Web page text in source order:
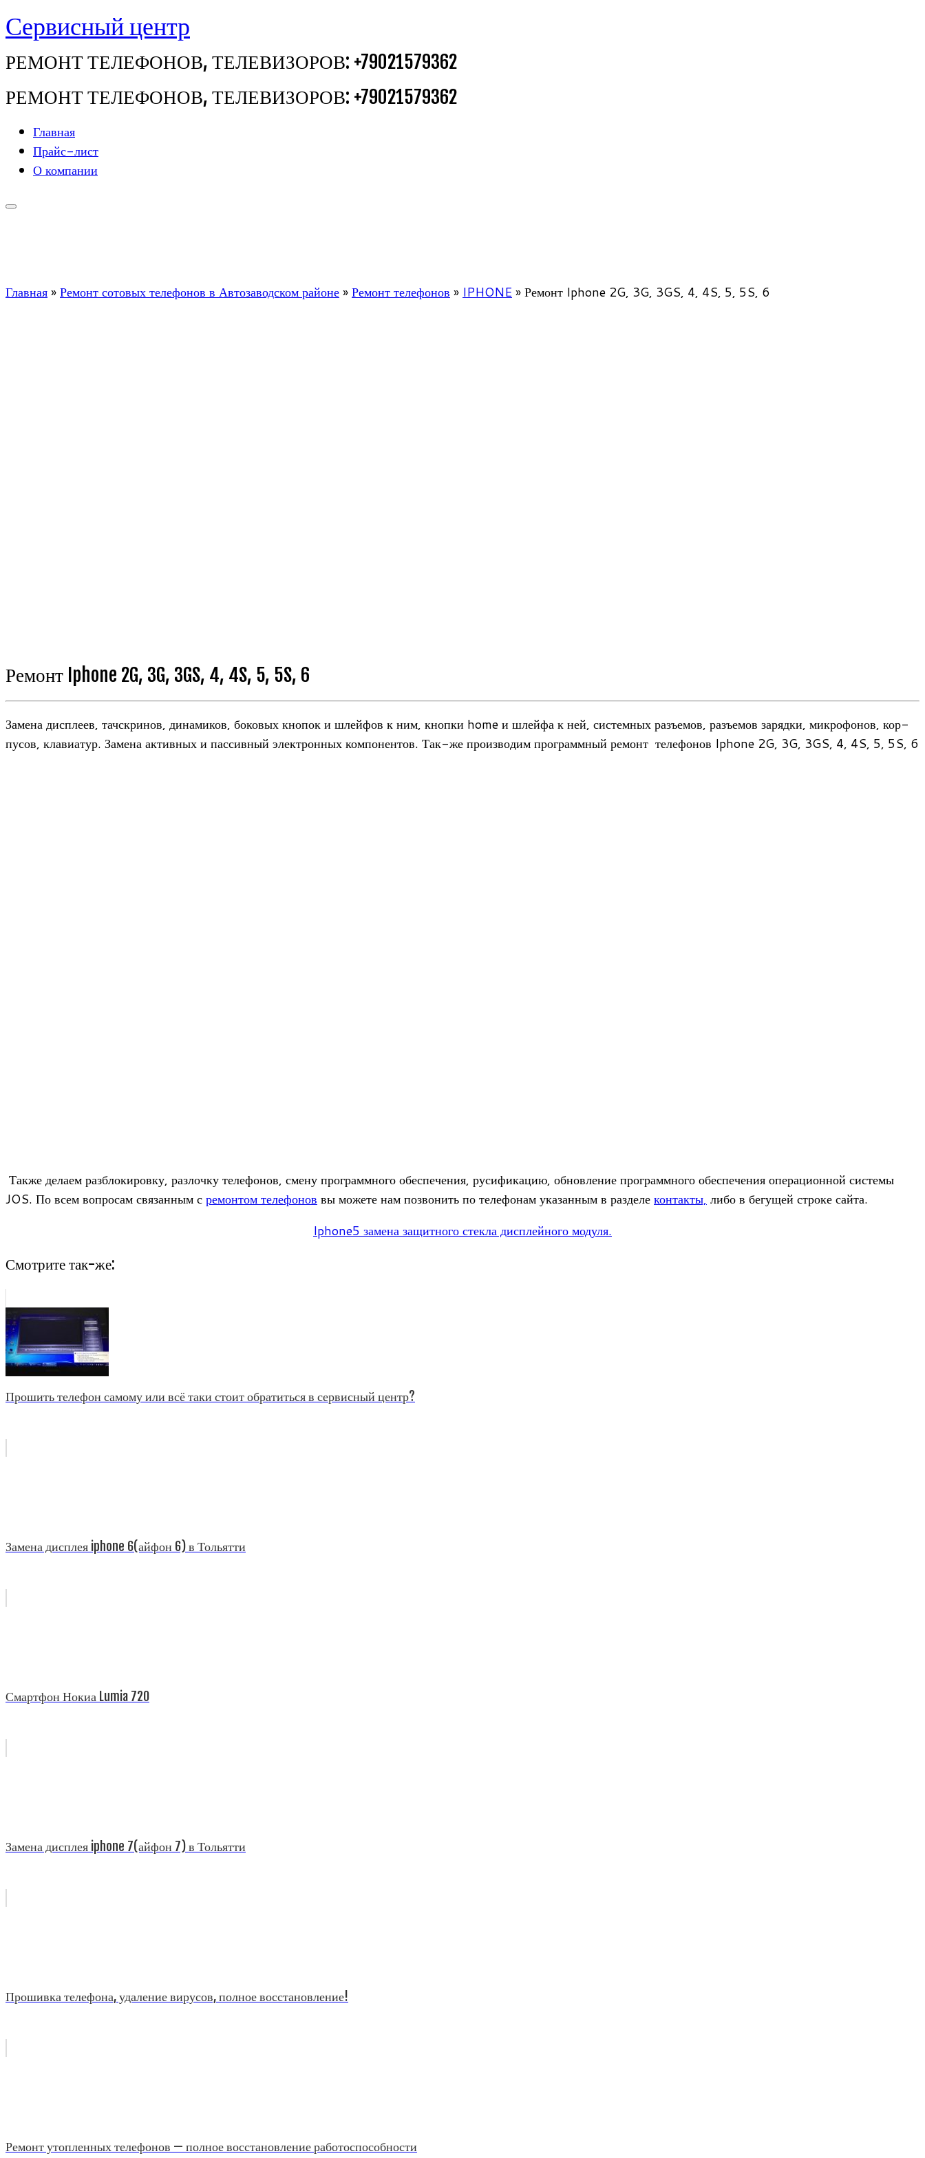
Перейти
содержимому
Сервисный центр
РЕМОНТ ТЕЛЕФОНОВ, ТЕЛЕВИЗОРОВ: +79021579362
РЕМОНТ ТЕЛЕФОНОВ, ТЕЛЕВИЗОРОВ: +79021579362
Главная
Прайс-лист
О компании
Главная»Ремонт сотовых телефонов в Автозаводском районе»Ремонт телефонов » IPHONE »Ремонт Iphone 2G, 3G, 3GS, 4, 4S, 5, 5S, 6
Ремонт Iphone 2G, 3G, 3GS, 4, 4S, 5, 5S, 6
Замена дис­плеев, тач­скри­нов, дина­ми­ков, боко­вых кно­пок и шлей­фов к ним, кнопки home и шлейфа к ней, систем­ных разъ­емов, разъ­емов зарядки, мик­ро­фо­нов, кор­
пу­сов, кла­ви­а­тур. Замена актив­ных и пас­сив­ный элек­трон­ных ком­по­нен­тов. Так-же про­из­во­дим про­грамм­ный ремонт теле­фо­нов Iphone 2G, 3G, 3GS, 4, 4S, 5, 5S, 6
Также делаем раз­бло­ки­ровку, раз­лочку теле­фо­нов, смену про­грамм­ного обес­пе­че­ния, руси­фи­ка­цию, обнов­ле­ние про­грамм­ного обес­пе­че­ния опе­ра­ци­он­ной системы
JOS. По всем вопро­сам свя­зан­ным сремон­том теле­фо­нов вы можете нам позво­нить по теле­фо­нам ука­зан­ным в раз­делекон­такты, либо в бегу­щей строке сайта.
Iphone5 замена защит­ного стекла дис­плей­ного модуля.
Смотрите так-же:
Прошить телефон самому или всё таки стоит обратиться в сервисный центр?
Замена дисплея iphone 6(айфон 6) в Тольятти
Смартфон Нокиа Lumia 720
Замена дисплея iphone 7(айфон 7) в Тольятти
Прошивка телефона, удаление вирусов, полное восстановление!
Ремонт утопленных телефонов — полное восстановление работоспособности